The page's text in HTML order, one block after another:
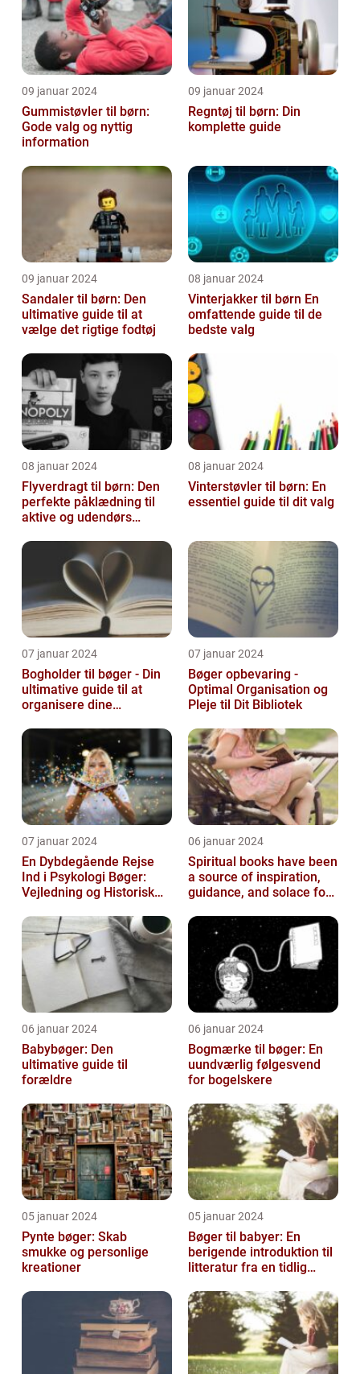
09 januar 2024
Gummistøvler til børn:
Gode valg og nyttig
information
09 januar 2024
Regntøj til børn: Din
komplette guide
09 januar 2024
Sandaler til børn: Den
ultimative guide til at
vælge det rigtige fodtøj
08 januar 2024
Vinterjakker til børn En
omfattende guide til de
bedste valg
08 januar 2024
Flyverdragt til børn: Den
perfekte påklædning til
aktive og udendørs
08 januar 2024
Vinterstøvler til børn: En
essentiel guide til dit valg
07 januar 2024
Bogholder til bøger - Din
ultimative guide til at
organisere dine
07 januar 2024
Bøger opbevaring -
Optimal Organisation og
Pleje til Dit Bibliotek
07 januar 2024
En Dybdegående Rejse
Ind i Psykologi Bøger:
Vejledning og Historisk
06 januar 2024
Spiritual books have been
a source of inspiration,
guidance, and solace for
h...
06 januar 2024
Babybøger: Den
ultimative guide til
forældre
06 januar 2024
Bogmærke til bøger: En
uundværlig følgesvend
for bogelskere
05 januar 2024
Pynte bøger: Skab
smukke og personlige
kreationer
05 januar 2024
Bøger til babyer: En
berigende introduktion til
litteratur fra en tidlig